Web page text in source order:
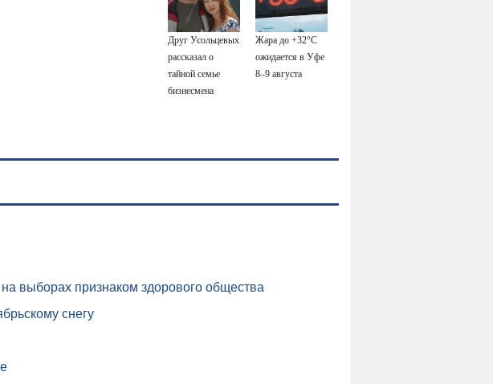
переходить
границу
Друг Усольцевых
рассказал о
тайной семье
бизнесмена
Жара до +32°C
ожидается в Уфе
8–9 августа
выборах признаком здорового общества
снегу